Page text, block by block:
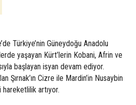
Türkiye’nin Güneydoğu Anadolu
yaşayan Kürt’lerin Kobani, Afrin ve
başlayan isyan devam ediyor.
Şırnak’ın Cizre ile Mardin’in Nusaybin
hareketlilik artıyor.